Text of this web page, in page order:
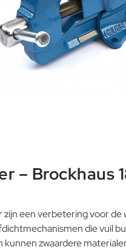
– Brockhaus
zijn een verbetering voor
die vuil
zwaardere